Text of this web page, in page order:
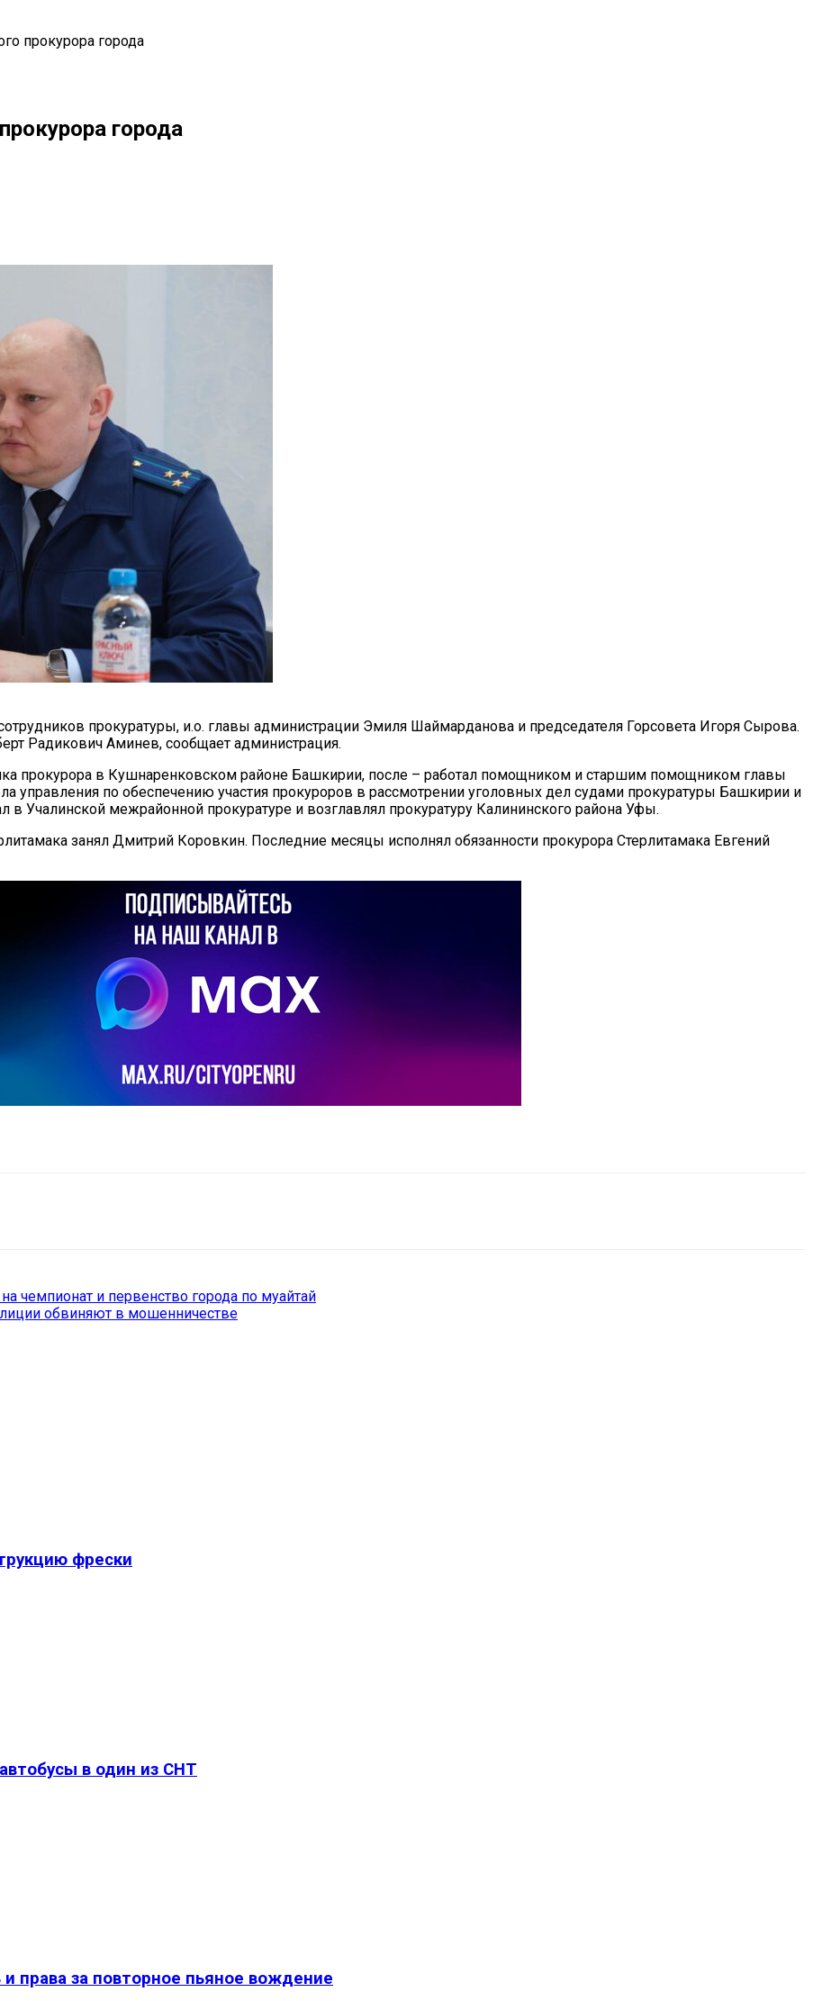
прокурора города
города
прокуратуры, и.о. главы администрации Эмиля Шаймарданова и председателя Горсовета Игоря Сырова.
Радикович Аминев, сообщает администрация.
прокурора в Кушнаренковском районе Башкирии, после – работал помощником и старшим помощником главы
управления по обеспечению участия прокуроров в рассмотрении уголовных дел судами прокуратуры Башкирии и
в Учалинской межрайонной прокуратуре и возглавлял прокуратуру Калининского района Уфы.
занял Дмитрий Коровкин. Последние месяцы исполнял обязанности прокурора Стерлитамака Евгений
чемпионат и первенство города по муайтай
обвиняют в мошенничестве
фрески
в один из СНТ
права за повторное пьяное вождение